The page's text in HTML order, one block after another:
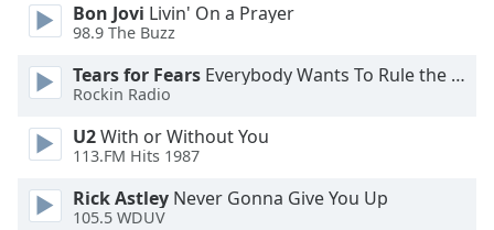
Opacity
Background
Color
Opacity
Bon Jovi Livin' On a Prayer
98.9 The Buzz
Tears for Fears Everybody Wants To Rule the World
Rockin Radio
U2With or Without You
113.FM Hits 1987
Rick Astley Never Gonna Give You Up
105.5 WDUV